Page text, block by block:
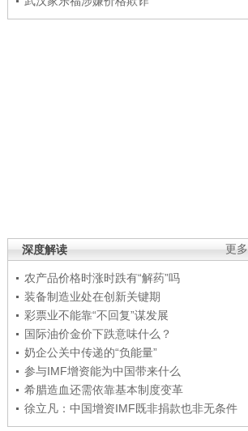
更多
深度解读
农产品价格时涨时跌有“解药”吗
装备制造业处在创新关键期
彩票业不能靠“不回复”谋发展
国际油价金价下跌意味什么？
奶企公关中传递的“负能量”
参与IMF增资能为中国带来什么
希腊造血还需依靠基本制度变革
徐立凡：中国增资IMF既非捐款也非无条件